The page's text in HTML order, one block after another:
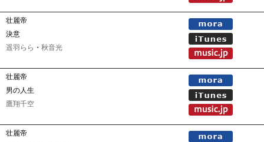
壮麗帝
決意
遥羽らら ・ 秋音光
壮麗帝
男の人生
鷹翔千空
壮麗帝